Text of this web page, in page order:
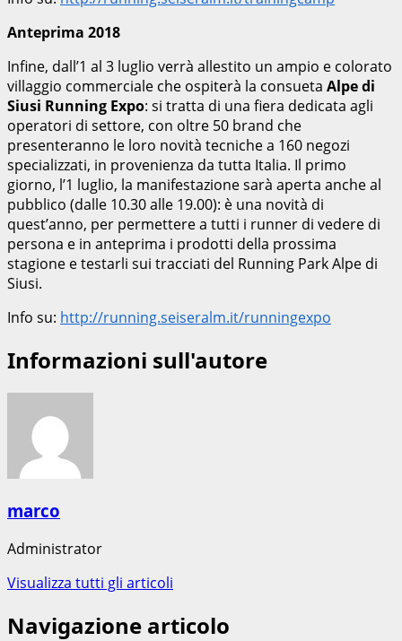
Anteprima 2018
Infine, dall’1 al 3 luglio verrà allestito un ampio e colorato
villaggio commerciale che ospiterà la consueta Alpe di
Siusi Running Expo: si tratta di una fiera dedicata agli
operatori di settore, con oltre 50 brand che
presenteranno le loro novità tecniche a 160 negozi
specializzati, in provenienza da tutta Italia. Il primo
giorno, l’1 luglio, la manifestazione sarà aperta anche al
pubblico (dalle 10.30 alle 19.00): è una novità di
quest’anno, per permettere a tutti i runner di vedere di
persona e in anteprima i prodotti della prossima
stagione e testarli sui tracciati del Running Park Alpe di
Siusi.
Info su: http://running.seiseralm.it/runningexpo
Informazioni sull'autore
marco
Administrator
Visualizza tutti gli articoli
Navigazione articolo